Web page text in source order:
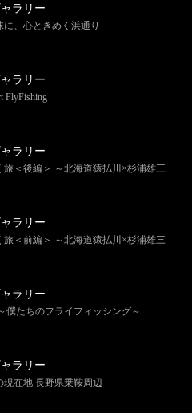
ラリー
に、心ときめく浜通り
ラリー
FlyFishing
ラリー
旅＜後編＞ ～北海道猿払川×杉浦雄三
ラリー
旅＜前編＞ ～北海道猿払川×杉浦雄三
ラリー
僕たちのフライフィッシング～
ラリー
現在地 長野県乗鞍周辺